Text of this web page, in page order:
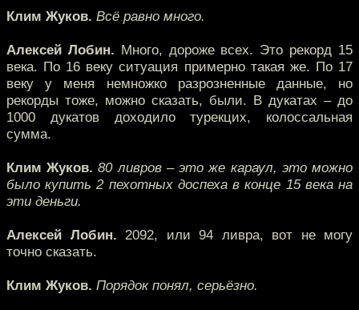
Клим Жуков. Всё равно много.
Алексей Лобин. Много, дороже всех. Это рекорд 15
века. По 16 веку ситуация примерно такая же. По 17
веку у меня немножко разрозненные данные, но
рекорды тоже, можно сказать, были. В дукатах – до
1000 дукатов доходило турекцих, колоссальная
сумма.
Клим Жуков. 80 ливров – это же караул, это можно
было купить 2 пехотных доспеха в конце 15 века на
эти деньги.
Алексей Лобин. 2092, или 94 ливра, вот не могу
точно сказать.
Клим Жуков. Порядок понял, серьёзно.